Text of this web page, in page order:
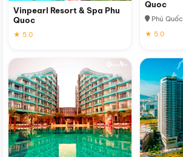
Vinpearl Resort & Spa Phu
Quoc
★ 5.0
Quoc
Phú Quốc
★ 5.0